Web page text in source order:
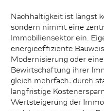
Nachhaltigkeit ist längst
sondern nimmt eine
Immobiliensektor ein.
energieeffiziente
Modernisierung oder
Bewirtschaftung ihrer
gleich mehrfach: durch
langfristige
Wertsteigerung der